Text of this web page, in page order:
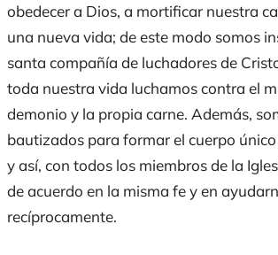
obedecer a Dios, a mortificar nuestra
una nueva vida; de este modo somos
santa compañía de luchadores de
toda nuestra vida luchamos contra el
demonio y la propia carne. Además,
bautizados para formar el cuerpo único
y así, con todos los miembros de la
de acuerdo en la misma fe y en
recíprocamente.